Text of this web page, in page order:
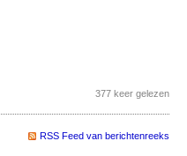
377 keer gelezen
RSS Feed van berichtenreeks